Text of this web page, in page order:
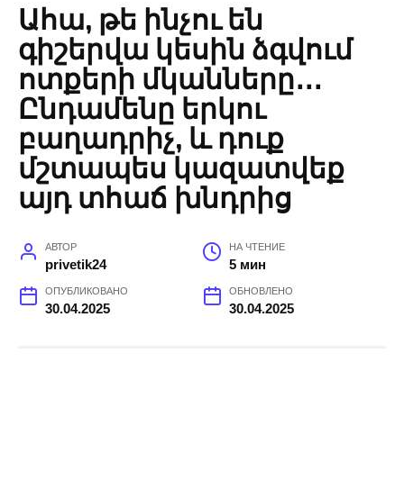
Ահա, թե ինչու են
գիշերվա կեսին ձգվում
ոտքերի մկանները․․․
Ընդամենը երկու
բաղադրիչ, և դուք
մշտապես կազատվեք
այդ տհաճ խնդրից
АВТОР
privetik24
НА ЧТЕНИЕ
5 мин
ОПУБЛИКОВАНО
30.04.2025
ОБНОВЛЕНО
30.04.2025